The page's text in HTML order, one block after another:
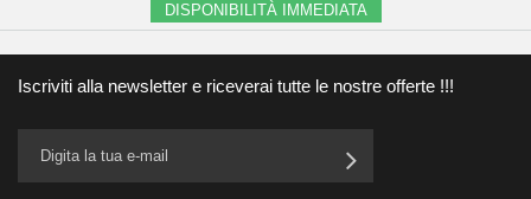
DISPONIBILITÀ IMMEDIATA
Iscriviti alla newsletter e riceverai tutte le nostre offerte !!!